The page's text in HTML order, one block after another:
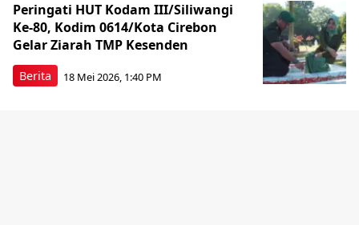
Berita
Peringati HUT Kodam III/Siliwangi
Ke-80, Kodim 0614/Kota Cirebon
Gelar Ziarah TMP Kesenden
18 Mei 2026, 1:40 PM